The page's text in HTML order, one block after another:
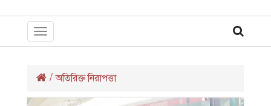
Toggle
navigation
/অতিরিক্ত নিরাপত্তা